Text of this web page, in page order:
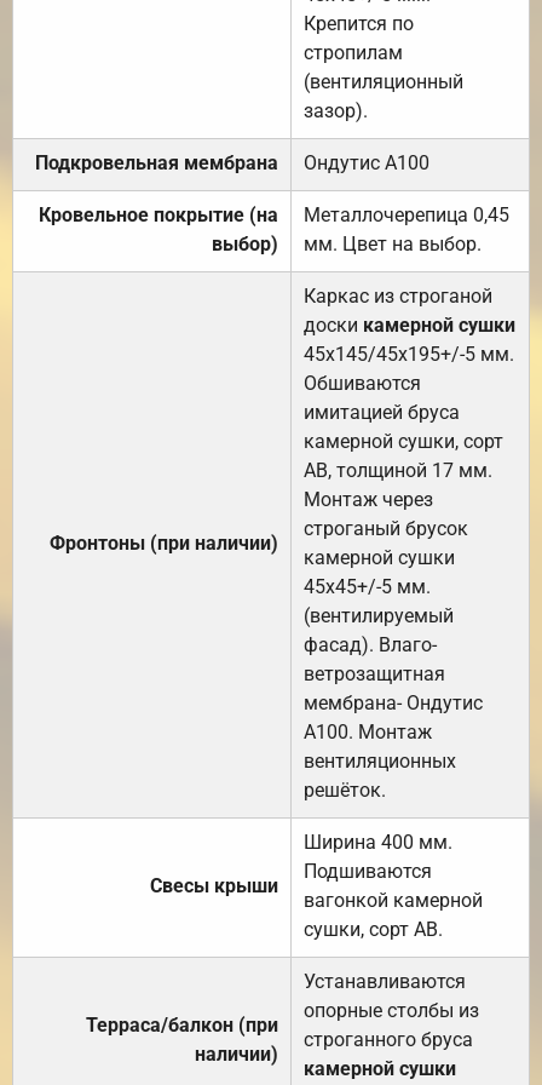
Крепится по
стропилам
(вентиляционный
зазор).
Подкровельная мембрана Ондутис А100
Кровельное покрытие (на
выбор)
Металлочерепица 0,45
мм. Цвет на выбор.
Фронтоны (при наличии)
Каркас из строганой
доски камерной сушки
45х145/45х195+/-5 мм.
Обшиваются
имитацией бруса
камерной сушки, сорт
АВ, толщиной 17 мм.
Монтаж через
строганый брусок
камерной сушки
45х45+/-5 мм.
(вентилируемый
фасад). Влаго-
ветрозащитная
мембрана- Ондутис
А100. Монтаж
вентиляционных
решёток.
Свесы крыши
Ширина 400 мм.
Подшиваются
вагонкой камерной
сушки, сорт АВ.
Терраса/балкон (при
наличии)
Устанавливаются
опорные столбы из
строганного бруса
камерной сушки